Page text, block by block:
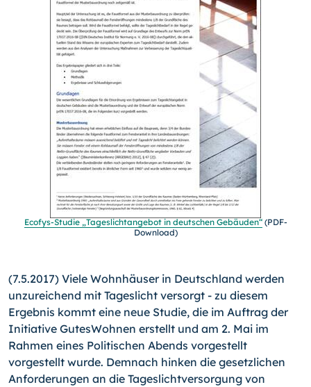
Ecofys-Studie „Tageslichtangebot in deutschen Gebäuden“(PDF-
Download)
(7.5.2017) Viele Wohnhäuser in Deutschland werden
unzureichend mit Tageslicht versorgt - zu diesem
Ergebnis kommt eine neue Studie, die im Auftrag der
Initiative GutesWohnen erstellt und am 2. Mai im
Rahmen eines Politischen Abends vorgestellt
vorgestellt wurde. Demnach hinken die gesetzlichen
Anforderungen an die Tageslichtversorgung von